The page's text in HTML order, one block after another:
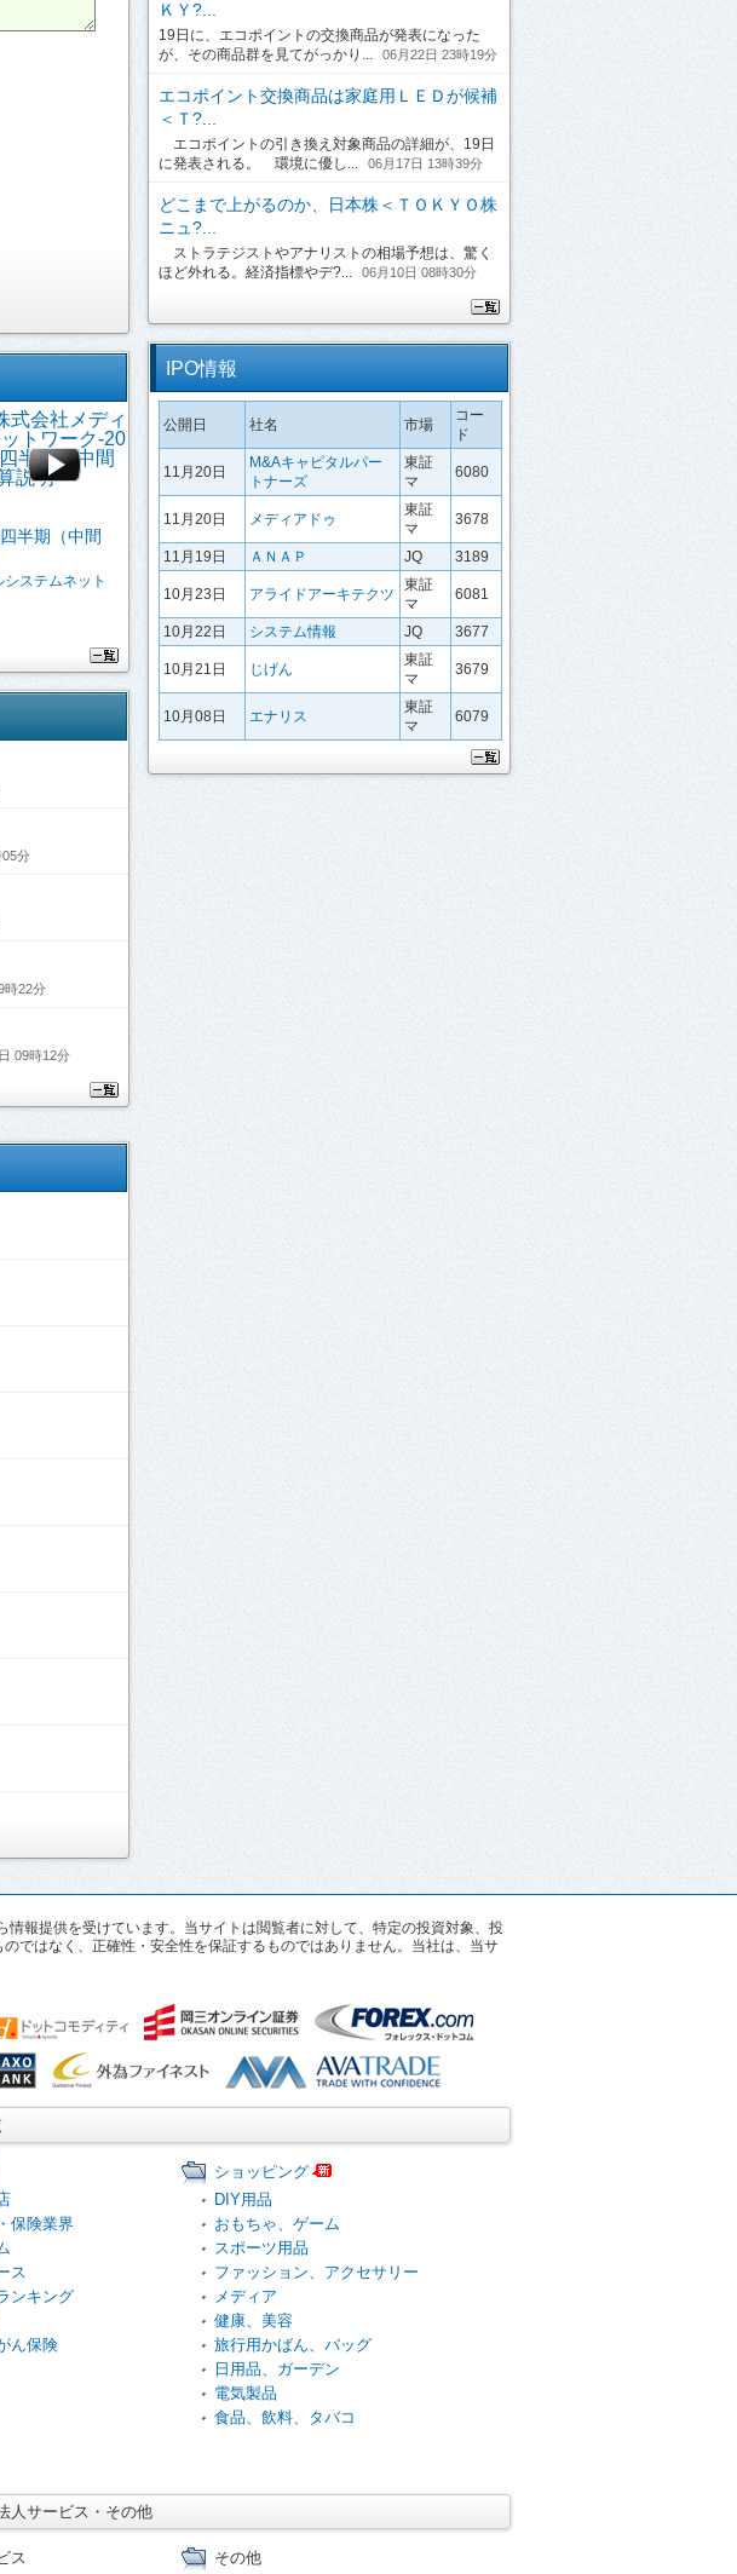
半期（中間
ステムネット
05分
時22分
09時12分
ＫＹ?...
19日に、エコポイントの交換商品が発表になった
が、その商品群を見てがっかり...
06月22日 23時19分
エコポイント交換商品は家庭用ＬＥＤが候補
＜Ｔ?...
エコポイントの引き換え対象商品の詳細が、19日
に発表される。 環境に優し...
06月17日 13時39分
どこまで上がるのか、日本株＜ＴＯＫＹＯ株
ニュ?...
ストラテジストやアナリストの相場予想は、驚く
ほど外れる。経済指標やデ?...
06月10日 08時30分
IPO情報
公開日 社名 市場
コー
ド
11月20日
M&Aキャピタルパー
トナーズ
東証
マ
6080
11月20日 メディアドゥ
東証
マ
3678
11月19日 ＡＮＡＰ JQ 3189
10月23日 アライドアーキテクツ
東証
マ
6081
10月22日 システム情報 JQ 3677
10月21日 じげん
東証
マ
3679
10月08日 エナリス
東証
マ
6079
報提供を受けています。当サイトは閲覧者に対して、特定の投資対象、投
ではなく、正確性・安全性を保証するものではありません。当社は、当サ
保険業界
ス
ンキング
ん保険
ショッピング
DIY用品
おもちゃ、ゲーム
スポーツ用品
ファッション、アクセサリー
メディア
健康、美容
旅行用かばん、バッグ
日用品、ガーデン
電気製品
食品、飲料、タバコ
人サービス・その他
ス その他